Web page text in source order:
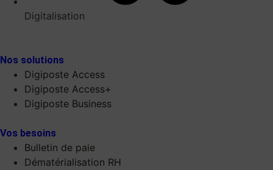
Digitalisation
Nos solutions
Digiposte Access
Digiposte Access+
Digiposte Business
Vos besoins
Bulletin de paie
Dématérialisation RH